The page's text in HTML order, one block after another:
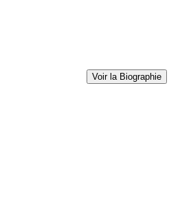
Voir la Biographie